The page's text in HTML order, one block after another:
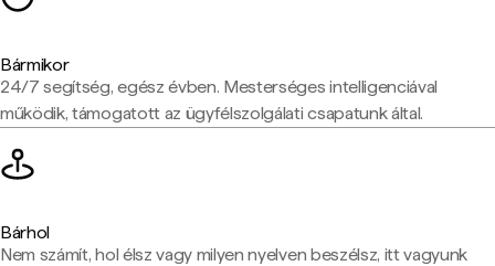
Bármikor
24/7 segítség, egész évben. Mesterséges intelligenciával
működik, támogatott az ügyfélszolgálati csapatunk által.
Bárhol
Nem számít, hol élsz vagy milyen nyelven beszélsz, itt vagyunk